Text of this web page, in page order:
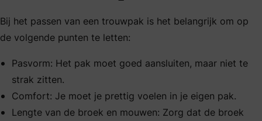
Bij het passen van een trouwpak is het belangrijk om op
de volgende punten te letten:
Pasvorm: Het pak moet goed aansluiten, maar niet te
strak zitten.
Comfort: Je moet je prettig voelen in je eigen pak.
Lengte van de broek en mouwen: Zorg dat de broek